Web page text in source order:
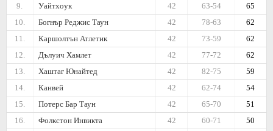
9.
Уайтхоук 65
63-54
42
10.
Богнър Реджис Таун 62
78-63
42
11.
Каршолтън Атлетик 62
73-59
42
12.
Дълуич Хамлет 62
77-72
42
13.
Хаштаг Юнайтед 59
82-75
42
14.
Канвей 54
62-74
42
15.
Потeрс Бар Таун 51
65-70
42
16.
Фолкстон Инвикта 50
60-71
42